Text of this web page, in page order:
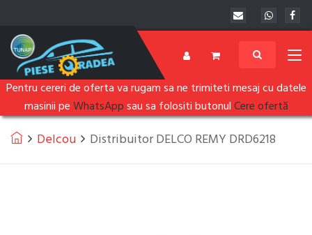
Pentru cereri de oferta va rugam sa ne trimiteti mesaj cu datele
masinii peWhatsAppsau sa folositi butonulCere ofertă
Delcou Distribuitor DELCO REMY DRD6218